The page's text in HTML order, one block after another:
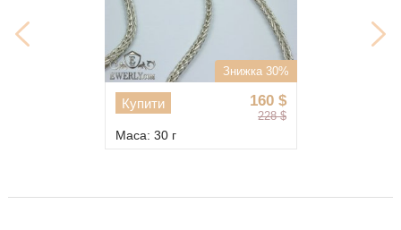
Знижка 30%
160 $
228 $
Купити
Маса: 30 г